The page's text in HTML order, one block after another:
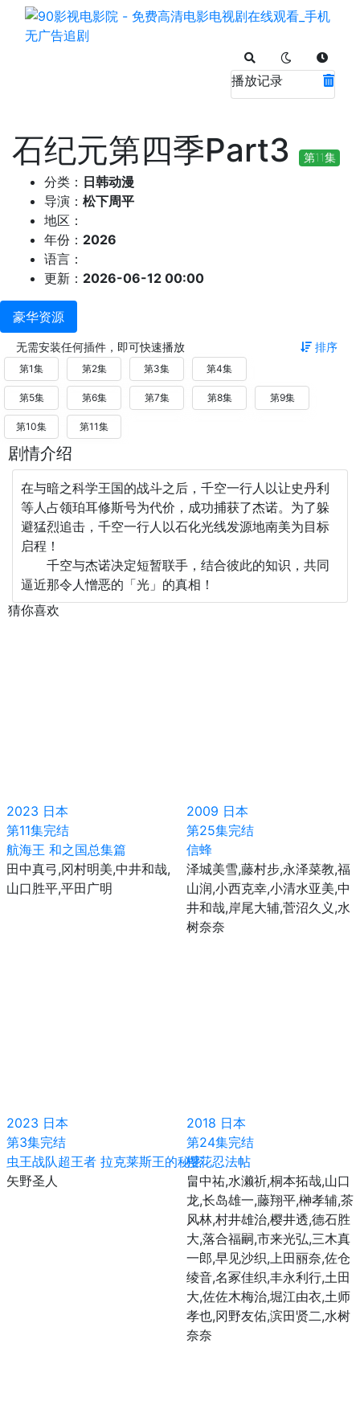
播放记录
石纪元第四季Part3 第11集
分类： 日韩动漫
导演： 松下周平
地区：
年份： 2026
语言：
更新： 2026-06-12 00:00
豪华资源
无需安装任何插件，即可快速播放 排序
第1集 第2集 第3集 第4集
第5集 第6集 第7集 第8集 第9集
第10集 第11集
剧情介绍
在与暗之科学王国的战斗之后，千空一行人以让史丹利
等人占领珀耳修斯号为代价，成功捕获了杰诺。为了躲
避猛烈追击，千空一行人以石化光线发源地南美为目标
启程！
千空与杰诺决定短暂联手，结合彼此的知识，共同
逼近那令人憎恶的「光」的真相！
猜你喜欢
2023 日本
第11集完结
航海王 和之国总集篇
田中真弓,冈村明美,中井和哉,
山口胜平,平田广明
2009 日本
第25集完结
信蜂
泽城美雪,藤村步,永泽菜教,福
山润,小西克幸,小清水亚美,中
井和哉,岸尾大辅,菅沼久义,水
树奈奈
2023 日本
第3集完结
虫王战队超王者 拉克莱斯王的秘密
矢野圣人
2018 日本
第24集完结
樱花忍法帖
畠中祐,水濑祈,桐本拓哉,山口
龙,长岛雄一,藤翔平,榊孝辅,茶
风林,村井雄治,樱井透,德石胜
大,落合福嗣,市来光弘,三木真
一郎,早见沙织,上田丽奈,佐仓
绫音,名冢佳织,丰永利行,土田
大,佐佐木梅治,堀江由衣,土师
孝也,冈野友佑,滨田贤二,水树
奈奈